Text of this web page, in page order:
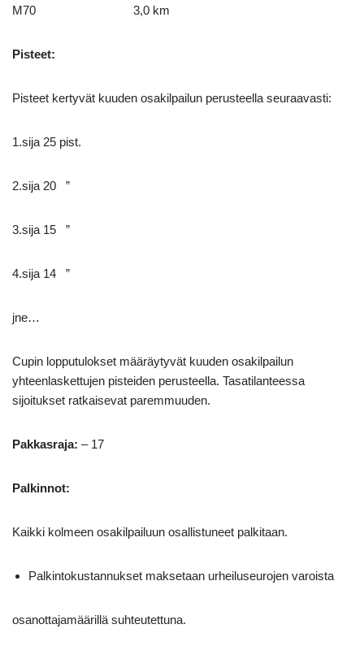
M70 3,0 km
Pisteet:
Pisteet kertyvät kuuden osakilpailun perusteella seuraavasti:
1.sija 25 pist.
2.sija 20 ”
3.sija 15 ”
4.sija 14 ”
jne…
Cupin lopputulokset määräytyvät kuuden osakilpailun
yhteenlaskettujen pisteiden perusteella. Tasatilanteessa
sijoitukset ratkaisevat paremmuuden.
Pakkasraja: – 17
Palkinnot:
Kaikki kolmeen osakilpailuun osallistuneet palkitaan.
Palkintokustannukset maksetaan urheiluseurojen varoista
osanottajamäärillä suhteutettuna.